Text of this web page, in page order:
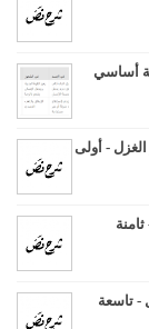
أساسي
- أولى
- تاسعة